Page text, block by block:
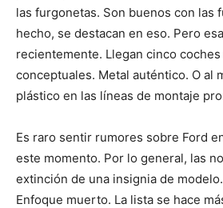
las furgonetas. Son buenos con las
hecho, se destacan en eso. Pero
recientemente. Llegan cinco
conceptuales. Metal auténtico. O al
plástico en las líneas de montaje
Es raro sentir rumores sobre Ford
este momento. Por lo general, las
extinción de una insignia de
Enfoque muerto. La lista se hace